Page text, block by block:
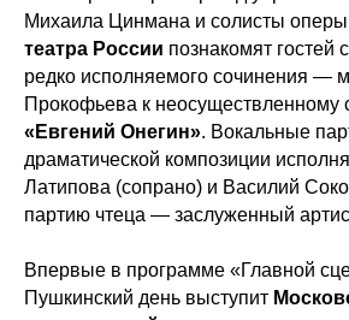
Михаила Цинмана и солисты оперы
театра России познакомят гостей
редко исполняемого сочинения —
Прокофьева к неосуществленному
«Евгений Онегин». Вокальные
драматической композиции
Латипова (сопрано) и Василий
партию чтеца — заслуженный
Впервые в программе «Главной
Пушкинский день выступит